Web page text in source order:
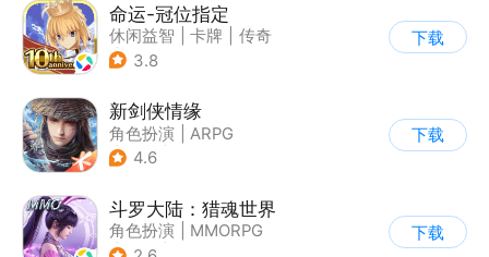
命运-冠位指定
休闲益智 卡牌
传奇
| 命运
3.8
下载
新剑侠情缘
角色扮演
ARPG
| 武侠
4.6
下载
斗罗大陆：猎魂世界
角色扮演
MMORPG
| 奇幻
下载